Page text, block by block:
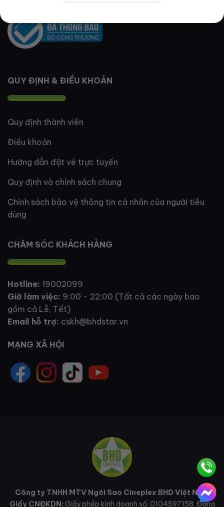
QUY ĐỊNH & ĐIỀU KHOẢN
Quy định thành viên
Điều khoản
Hướng dẫn đặt vé trực tuyến
Quy định và chính sách chung
Chính sách bảo vệ thông tin cá nhân của người tiêu
dùng
CHĂM SÓC KHÁCH HÀNG
Hotline: 19002099
Giờ làm việc: 9:00 - 22:00 (Tất cả các ngày bao
gồm cả Lễ, Tết)
Email hỗ trợ: cskh@bhdstar.vn
MẠNG XÃ HỘI
Công ty TNHH MTV Ngôi Sao Cineplex BHD Việt Nam
Giấy CNĐKDN: Giấy phép kinh doanh số: 0104597158. Đăng